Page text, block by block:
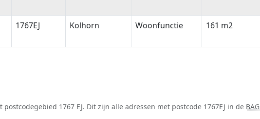
1767EJ Kolhorn Woonfunctie 161 m2
1767 EJ. Dit zijn alle adressen met postcode 1767EJ in de BAG